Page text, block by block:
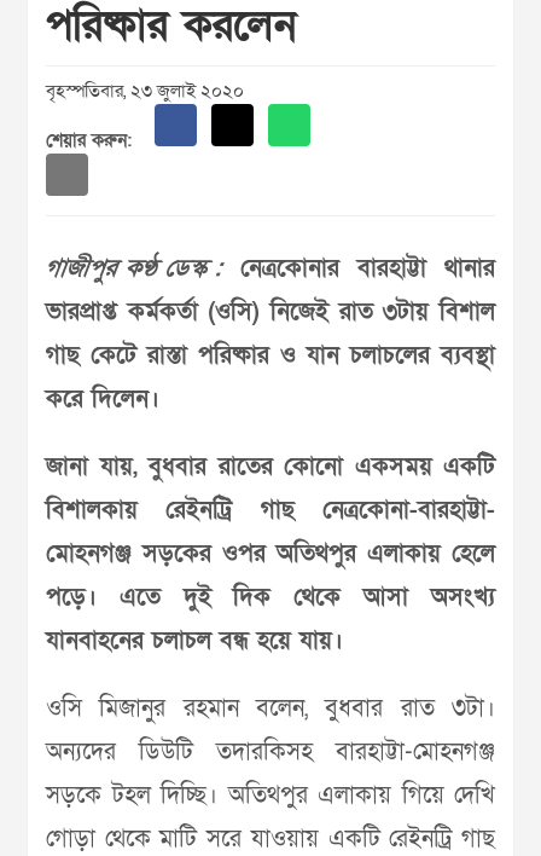
পরিষ্কার করলেন
বৃহস্পতিবার, ২৩ জুলাই ২০২০
শেয়ার করুন:
গাজীপুর কণ্ঠ ডেস্ক :নেত্রকোনার বারহাট্টা থানার
ভারপ্রাপ্ত কর্মকর্তা (ওসি) নিজেই রাত ৩টায় বিশাল
গাছ কেটে রাস্তা পরিষ্কার ও যান চলাচলের ব্যবস্থা
করে দিলেন।
জানা যায়, বুধবার রাতের কোনো একসময় একটি
বিশালকায় রেইনট্রি গাছ নেত্রকোনা-বারহাট্টা-
মোহনগঞ্জ সড়কের ওপর অতিথপুর এলাকায় হেলে
পড়ে। এতে দুই দিক থেকে আসা অসংখ্য
যানবাহনের চলাচল বন্ধ হয়ে যায়।
ওসি মিজানুর রহমান বলেন, বুধবার রাত ৩টা।
অন্যদের ডিউটি তদারকিসহ বারহাট্টা-মোহনগঞ্জ
সড়কে টহল দিচ্ছি। অতিথপুর এলাকায় গিয়ে দেখি
গোড়া থেকে মাটি সরে যাওয়ায় একটি রেইনট্রি গাছ